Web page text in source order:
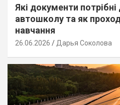
Які документи
автошколу та як
навчання
26.06.2026 Дарья Соколова